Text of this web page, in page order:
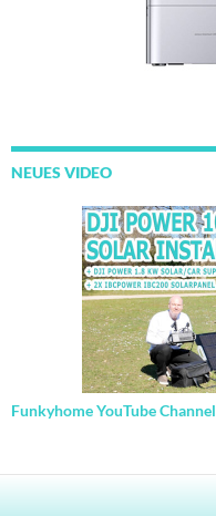
NEUES VIDEO
Funkyhome YouTube Channel